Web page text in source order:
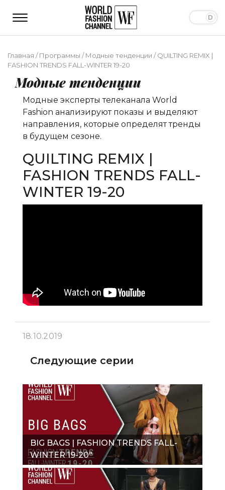
Главная /Программы /Модные тенденции /QUILTING REMIX |
FASHION TRENDS FALL-WINTER 19-20
Модные тенденции
Модные эксперты телеканала World
Fashion анализируют показы и выделяют
направления, которые определят тренды
в будущем сезоне.
QUILTING REMIX |
FASHION TRENDS FALL-
WINTER 19-20
18.10.2019
Следующие серии
BIG BAGS | FASHION TRENDS FALL-
WINTER 19-20"